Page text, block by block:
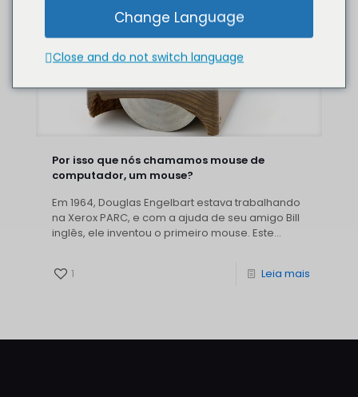
Por isso que nós chamamos mouse de
computador, um mouse?
Em 1964, Douglas Engelbart estava trabalhando
na Xerox PARC, e com a ajuda de seu amigo Bill
inglês, ele inventou o primeiro mouse. Este...
1 Leia mais
Change Language
Close and do not switch language